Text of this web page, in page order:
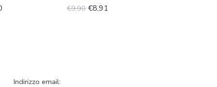
Valutato
5.00su 5
€9,90 €8,91
Indirizzo email: